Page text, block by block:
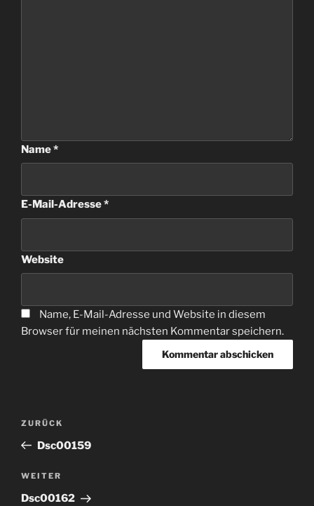
Name*
E-Mail-Adresse*
Website
Name, E-Mail-Adresse und Website in diesem
Browser für meinen nächsten Kommentar speichern.
Beitragsnavigation
Vorheriger
Beitrag
ZURÜCK
Dsc00159
Nächster
Beitrag
WEITER
Dsc00162